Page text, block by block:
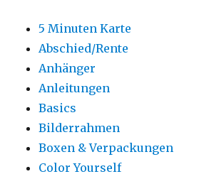
5 Minuten Karte
Abschied/Rente
Anhänger
Anleitungen
Basics
Bilderrahmen
Boxen & Verpackungen
Color Yourself